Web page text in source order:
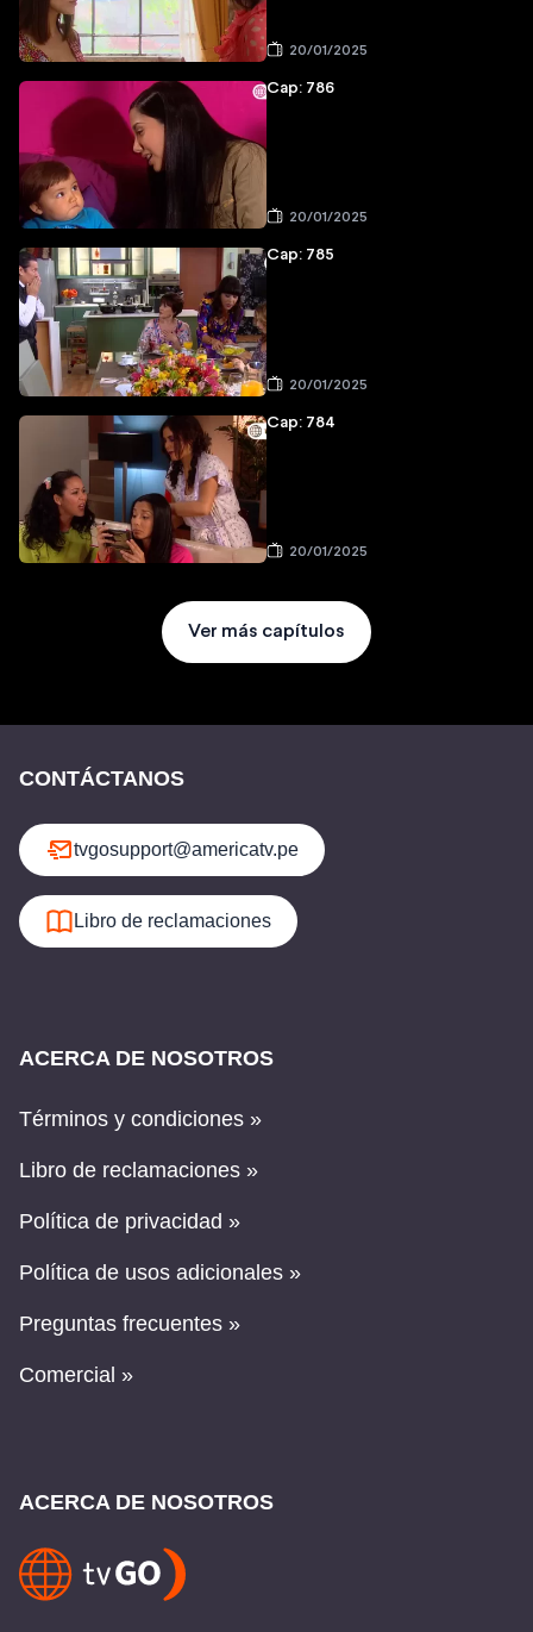
20/01/2025
Cap: 786
20/01/2025
Cap: 785
20/01/2025
Cap: 784
20/01/2025
Ver más capítulos
CONTÁCTANOS
tvgosupport@americatv.pe
Libro de reclamaciones
ACERCA DE NOSOTROS
Términos y condiciones »
Libro de reclamaciones »
Política de privacidad »
Política de usos adicionales »
Preguntas frecuentes »
Comercial »
ACERCA DE NOSOTROS